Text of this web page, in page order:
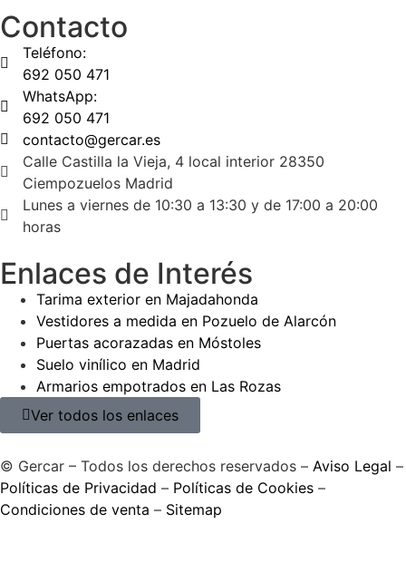
Contacto
Teléfono:
692 050 471
WhatsApp:
692 050 471
contacto@gercar.es
Calle Castilla la Vieja, 4 local interior 28350
Ciempozuelos Madrid
Lunes a viernes de 10:30 a 13:30 y de 17:00 a 20:00
horas
Enlaces de Interés
Tarima exterior en Majadahonda
Vestidores a medida en Pozuelo de Alarcón
Puertas acorazadas en Móstoles
Suelo vinílico en Madrid
Armarios empotrados en Las Rozas
Ver todos los enlaces
© Gercar – Todos los derechos reservados – Aviso Legal –
Políticas de Privacidad – Políticas de Cookies –
Condiciones de venta – Sitemap